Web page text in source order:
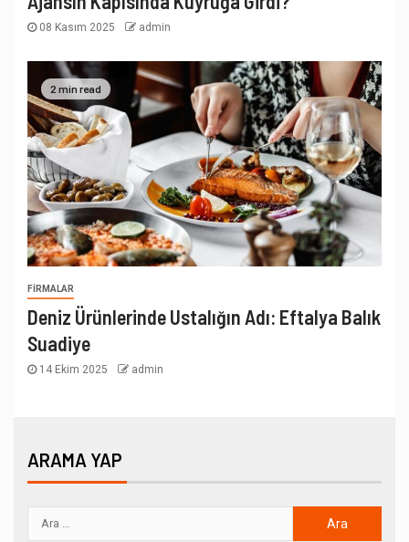
08 Kasım 2025 admin
2 min read
FIRMALAR
Deniz Ürünlerinde Ustalığın Adı: Eftalya Balık
Suadiye
14 Ekim 2025 admin
ARAMA YAP